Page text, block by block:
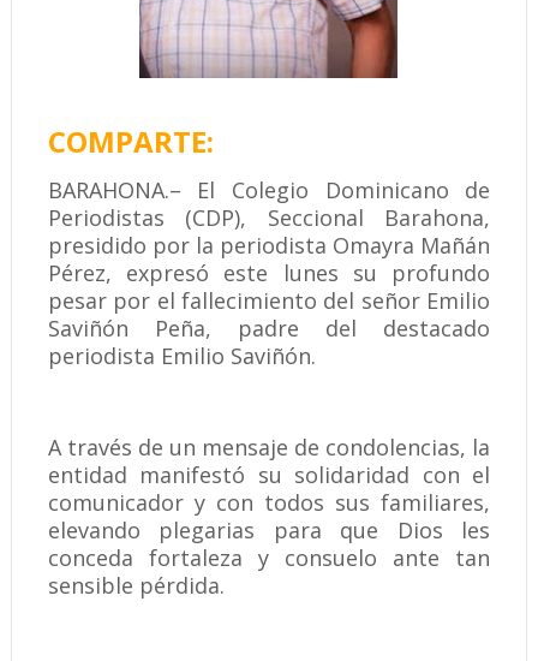
COMPARTE:
BARAHONA.– El Colegio Dominicano de
Periodistas (CDP), Seccional Barahona,
presidido por la periodista Omayra Mañán
Pérez, expresó este lunes su profundo
pesar por el fallecimiento del señor Emilio
Saviñón Peña, padre del destacado
periodista Emilio Saviñón.
A través de un mensaje de condolencias, la
entidad manifestó su solidaridad con el
comunicador y con todos sus familiares,
elevando plegarias para que Dios les
conceda fortaleza y consuelo ante tan
sensible pérdida.